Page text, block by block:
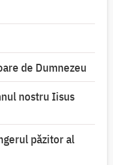
de Dumnezeu
nostru Iisus
păzitor al